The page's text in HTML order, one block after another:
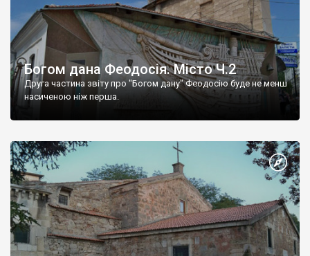
Богом дана Феодосія. Місто Ч.2
Друга частина звіту про "Богом дану" Феодосію буде не менш
насиченою ніж перша.